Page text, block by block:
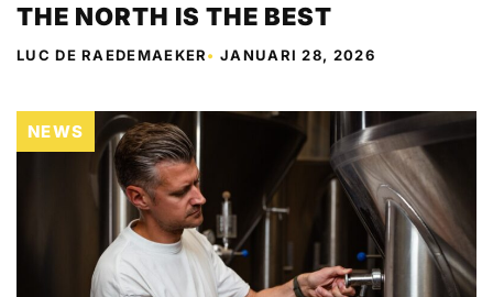
THE NORTH IS THE BEST
LUC DE RAEDEMAEKER•JANUARI 28, 2026
NEWS